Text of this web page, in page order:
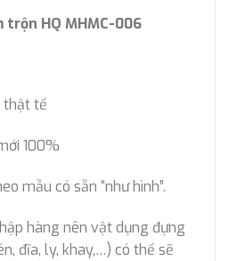
trộn HQ MHMC-006
thật tế
100%
mẫu có sẵn “như hình”.
hàng nên vật dụng đựng
đĩa, ly, khay,…) có thể sẽ